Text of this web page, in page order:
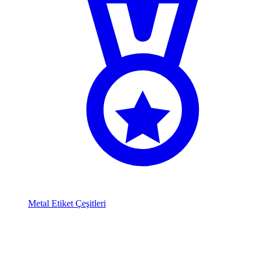
Metal Etiket Çeşitleri